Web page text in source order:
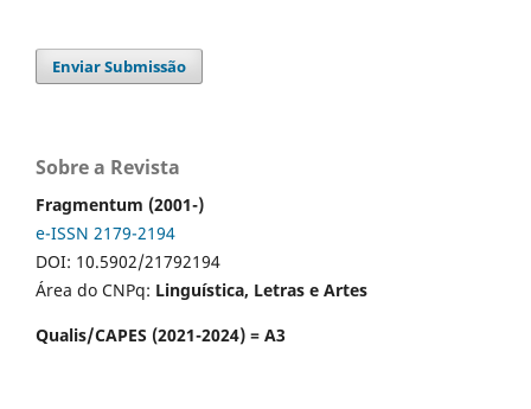
Enviar Submissão
Sobre a Revista
Fragmentum (2001-)
e-ISSN 2179-2194
DOI: 10.5902/21792194
Área do CNPq: Linguística, Letras e Artes
Qualis/CAPES (2021-2024) = A3